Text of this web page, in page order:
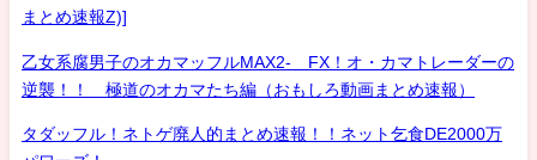
まとめ速報Z)]
乙女系腐男子のオカマッフルMAX2- FX！オ・カマトレーダーの
逆襲！！ 極道のオカマたち編（おもしろ動画まとめ速報）
タダッフル！ネトゲ廃人的まとめ速報！！ネット乞食DE2000万